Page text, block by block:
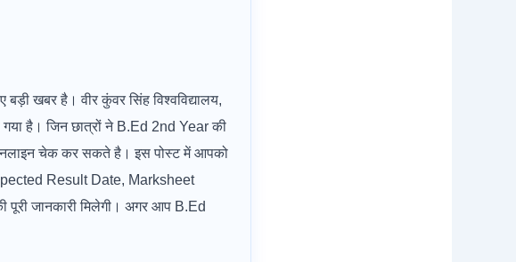
खबर है। वीर कुंवर सिंह विश्वविद्यालय,
गया है। जिन छात्रों ने B.Ed 2nd Year की
ऑनलाइन चेक कर सकते है। इस पोस्ट में आपको
Result Date, Marksheet
जानकारी मिलेगी। अगर आप B.Ed